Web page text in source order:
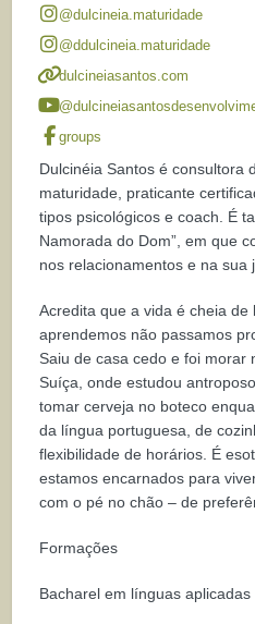
@dulcineia.maturidade
@ddulcineia.maturidade
dulcineiasantos.com
groups
Dulcinéia Santos é consultora
maturidade, praticante
tipos psicológicos e coach. É
Namorada do Dom”, em que
nos relacionamentos e na sua
Acredita que a vida é cheia de
aprendemos não passamos
Saiu de casa cedo e foi morar
Suíça, onde estudou
tomar cerveja no boteco
da língua portuguesa, de
flexibilidade de horários. É
estamos encarnados para
com o pé no chão – de
Formações
Bacharel em línguas aplicadas